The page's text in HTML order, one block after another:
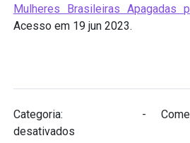
Mulheres Brasileiras Apagadas
Acesso em 19 jun 2023.
Categoria: -
desativadosem